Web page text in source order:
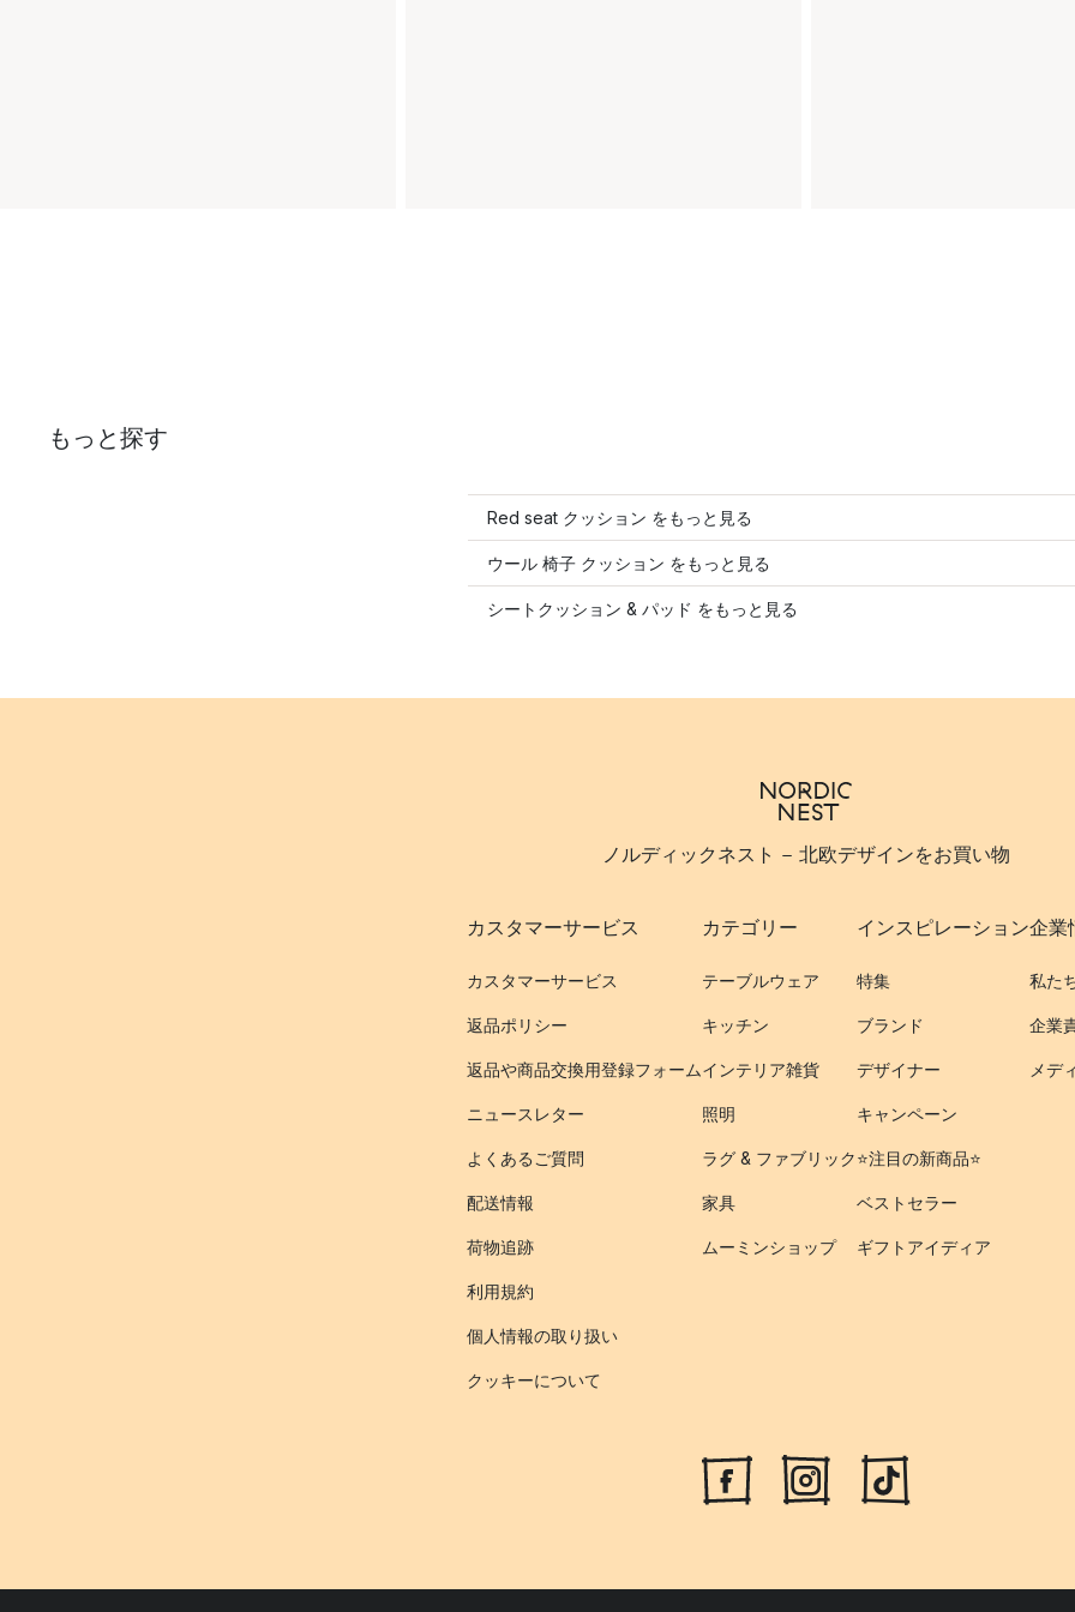
もっと探す
Red seat クッション をもっと見る
ウール 椅子 クッション をもっと見る
シートクッション & パッド をもっと見る
ノルディックネスト - 北欧デザインをお買い物
カスタマーサービス
カスタマーサービス
返品ポリシー
返品や商品交換用登録フォーム
ニュースレター
よくあるご質問
配送情報
荷物追跡
利用規約
個人情報の取り扱い
クッキーについて
カテゴリー
テーブルウェア
キッチン
インテリア雑貨
照明
ラグ & ファブリック
家具
ムーミンショップ
インスピレーション
特集
ブランド
デザイナー
キャンペーン
⭐️注目の新商品⭐️
ベストセラー
ギフトアイディア
企業
私た
企業
メデ